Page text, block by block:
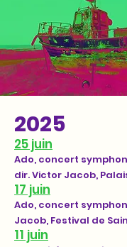
2025
25 juin
Ado, concert
dir. Victor Jacob,
17 juin
Ado, concert
Jacob, Festival de
11 juin